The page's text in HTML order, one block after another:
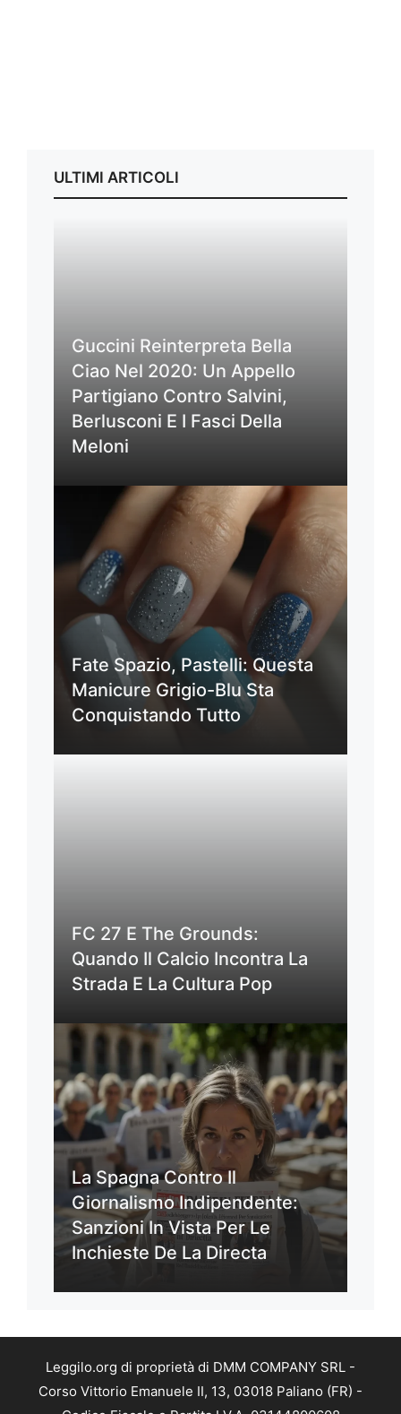
ULTIMI ARTICOLI
Guccini Reinterpreta Bella
Ciao Nel 2020: Un Appello
Partigiano Contro Salvini,
Berlusconi E I Fasci Della
Meloni
Fate Spazio, Pastelli: Questa
Manicure Grigio-Blu Sta
Conquistando Tutto
FC 27 E The Grounds:
Quando Il Calcio Incontra La
Strada E La Cultura Pop
La Spagna Contro Il
Giornalismo Indipendente:
Sanzioni In Vista Per Le
Inchieste De La Directa
Leggilo.org di proprietà di DMM COMPANY SRL -
Corso Vittorio Emanuele II, 13, 03018 Paliano (FR) -